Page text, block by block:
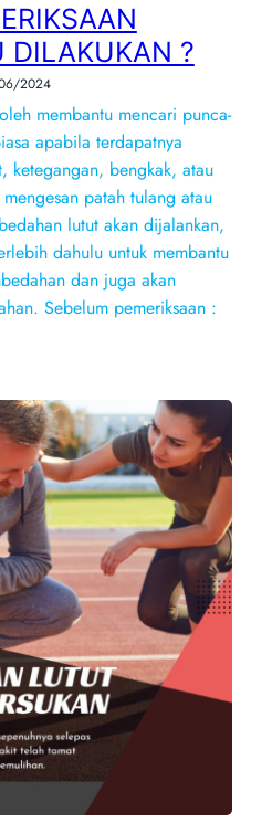
DILAKUKAN ?
2024
membantu mencari punca-
apabila terdapatnya
ketegangan, bengkak, atau
patah tulang atau
lutut akan dijalankan,
dahulu untuk membantu
dan juga akan
Sebelum pemeriksaan :